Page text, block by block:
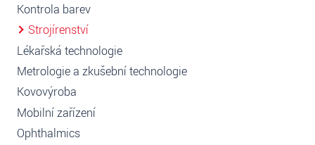
Kontrola barev
Strojírenství
Lékařská technologie
Metrologie a zkušební technologie
Kovovýroba
Mobilní zařízení
Ophthalmics